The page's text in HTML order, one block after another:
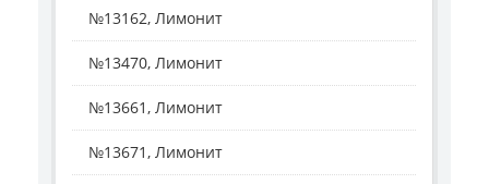
№13162, Лимонит
№13470, Лимонит
№13661, Лимонит
№13671, Лимонит